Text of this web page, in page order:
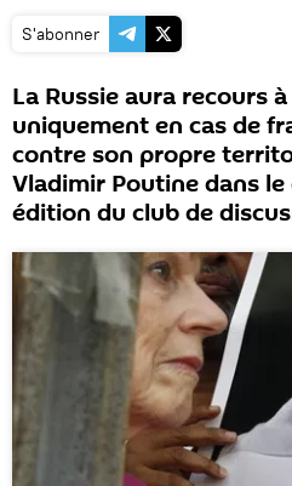
S'abonner
La Russie aura recours
uniquement en cas de
contre son propre
Vladimir Poutine dans le
édition du club de